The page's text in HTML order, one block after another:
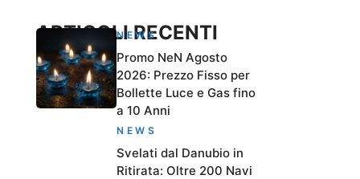
ARTICOLI RECENTI
NEWS
Promo NeN Agosto
2026: Prezzo Fisso per
Bollette Luce e Gas fino
a 10 Anni
NEWS
Svelati dal Danubio in
Ritirata: Oltre 200 Navi